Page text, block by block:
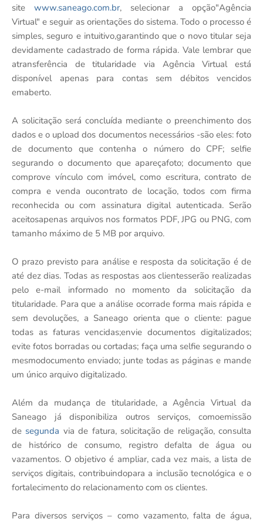
site www.saneago.com.br, selecionar a opção"Agência
Virtual" e seguir as orientações do sistema. Todo o processo é
simples, seguro e intuitivo,garantindo que o novo titular seja
devidamente cadastrado de forma rápida. Vale lembrar que
atransferência de titularidade via Agência Virtual está
disponível apenas para contas sem débitos vencidos
emaberto.
A solicitação será concluída mediante o preenchimento dos
dados e o upload dos documentos necessários -são eles: foto
de documento que contenha o número do CPF; selfie
segurando o documento que apareçafoto; documento que
comprove vínculo com imóvel, como escritura, contrato de
compra e venda oucontrato de locação, todos com firma
reconhecida ou com assinatura digital autenticada. Serão
aceitosapenas arquivos nos formatos PDF, JPG ou PNG, com
tamanho máximo de 5 MB por arquivo.
O prazo previsto para análise e resposta da solicitação é de
até dez dias. Todas as respostas aos clientesserão realizadas
pelo e-mail informado no momento da solicitação da
titularidade. Para que a análise ocorrade forma mais rápida e
sem devoluções, a Saneago orienta que o cliente: pague
todas as faturas vencidas;envie documentos digitalizados;
evite fotos borradas ou cortadas; faça uma selfie segurando o
mesmodocumento enviado; junte todas as páginas e mande
um único arquivo digitalizado.
Além da mudança de titularidade, a Agência Virtual da
Saneago já disponibiliza outros serviços, comoemissão
de segunda via de fatura, solicitação de religação, consulta
de histórico de consumo, registro defalta de água ou
vazamentos. O objetivo é ampliar, cada vez mais, a lista de
serviços digitais, contribuindopara a inclusão tecnológica e o
fortalecimento do relacionamento com os clientes.
Para diversos serviços – como vazamento, falta de água,